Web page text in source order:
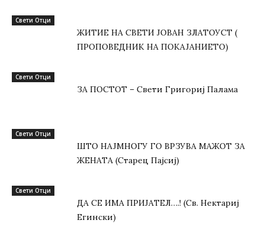
Свети Отци
ЖИТИЕ НА СВЕТИ ЈОВАН ЗЛАТОУСТ (
ПРОПОВЕДНИК НА ПОКАЈАНИЕТО)
Свети Отци
ЗА ПОСТОТ – Свети Григориј Палама
Свети Отци
ШТО НАЈМНОГУ ГО ВРЗУВА МАЖОТ ЗА
ЖЕНАТА (Старец Пајсиј)
Свети Отци
ДА СЕ ИМА ПРИЈАТЕЛ….! (Св. Нектариј
Егински)